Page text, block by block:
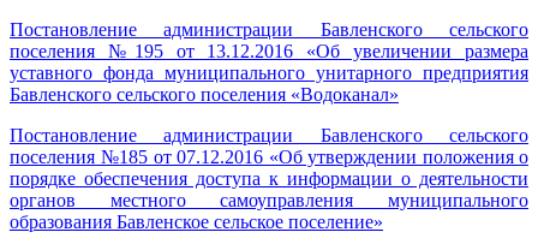
Постановление администрации Бавленского сельского
поселения №195 от 13.12.2016 «Об увеличении размера
уставного фонда муниципального унитарного предприятия
Бавленского сельского поселения «Водоканал»
Постановление администрации Бавленского сельского
поселения №185 от 07.12.2016 «Об утверждении положения о
порядке обеспечения доступа к информации о деятельности
органов местного самоуправления муниципального
образования Бавленское сельское поселение»